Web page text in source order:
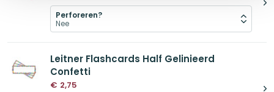
Perforeren?
Leitner Flashcards Half Gelinieerd
Confetti
€ 2,75